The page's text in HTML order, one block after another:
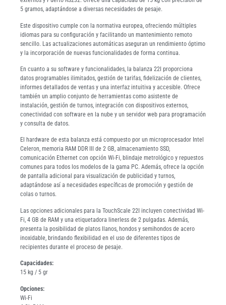
5 gramos, adaptándose a diversas necesidades de pesaje.
Este dispositivo cumple con la normativa europea, ofreciendo múltiples
idiomas para su configuración y facilitando un mantenimiento remoto
sencillo. Las actualizaciones automáticas aseguran un rendimiento óptimo
y la incorporación de nuevas funcionalidades de forma continua.
En cuanto a su software y funcionalidades, la balanza 22I proporciona
datos programables ilimitados, gestión de tarifas, fidelización de clientes,
informes detallados de ventas y una interfaz intuitiva y accesible. Ofrece
también un amplio conjunto de herramientas como asistente de
instalación, gestión de turnos, integración con dispositivos externos,
conectividad con software en la nube y un servidor web para programación
y consulta de datos.
El hardware de esta balanza está compuesto por un microprocesador Intel
Celeron, memoria RAM DDR III de 2 GB, almacenamiento SSD,
comunicación Ethernet con opción Wi-Fi, blindaje metrológico y repuestos
comunes para todos los modelos de la gama PC. Además, ofrece la opción
de pantalla adicional para visualización de publicidad y turnos,
adaptándose así a necesidades específicas de promoción y gestión de
colas o turnos.
Las opciones adicionales para la TouchScale 22I incluyen conectividad Wi-
Fi, 4 GB de RAM y una etiquetadora linerless de 2 pulgadas. Además,
presenta la posibilidad de platos llanos, hondos y semihondos de acero
inoxidable, brindando flexibilidad en el uso de diferentes tipos de
recipientes durante el proceso de pesaje.
Capacidades:
15 kg / 5 gr
Opciones:
Wi-Fi